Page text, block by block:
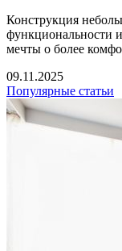
Конструкция
функциональности и
мечты о более
09.11.2025
Популярные статьи